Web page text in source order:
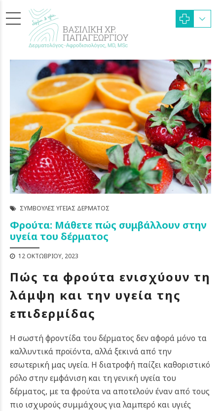
ΣΥΜΒΟΥΛΈΣ ΥΓΕΊΑΣ ΔΈΡΜΑΤΟΣ
Φρούτα: Μάθετε πώς συμβάλλουν στην
υγεία του δέρματος
12 ΟΚΤΩΒΡΊΟΥ, 2023
Πώς τα φρούτα ενισχύουν τη
λάμψη και την υγεία της
επιδερμίδας
Η σωστή φροντίδα του δέρματος δεν αφορά μόνο τα
καλλυντικά προϊόντα, αλλά ξεκινά από την
εσωτερική μας υγεία. Η διατροφή παίζει καθοριστικό
ρόλο στην εμφάνιση και τη γενική υγεία του
δέρματος, με τα φρούτα να αποτελούν έναν από τους
πιο ισχυρούς συμμάχους για λαμπερό και υγιές